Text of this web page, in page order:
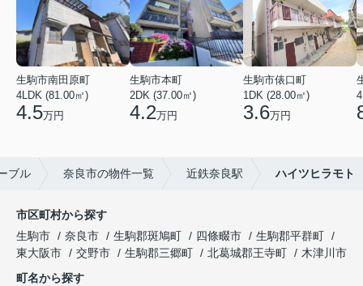
生駒市南田原町
4LDK (81.00㎡)
4.5万円
生駒市本町
2DK (37.00㎡)
4.2万円
生駒市俵口町
1DK (28.00㎡)
3.6万円
ブル 奈良市の物件一覧 近鉄奈良駅 ハイツヒラモト
市区町村から探す
生駒市
奈良市 生駒郡斑鳩町 四條畷市
生駒郡平群町
東大阪市
交野市 生駒郡三郷町 北葛城郡王寺町
木津川市
町名から探す